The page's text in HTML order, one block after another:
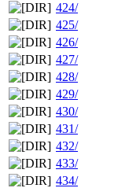
424/
425/
426/
427/
428/
429/
430/
431/
432/
433/
434/